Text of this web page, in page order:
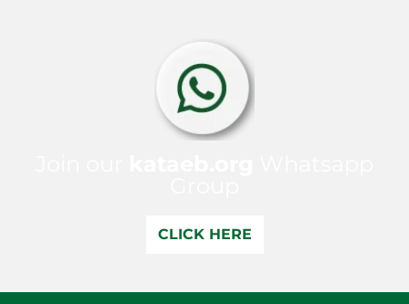
CLICK HERE